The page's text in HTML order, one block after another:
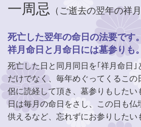
一周忌 （ご逝去の翌年の祥
死亡した翌年の命日の法要です。
祥月命日と月命日には墓参りも。
死亡した日と同月同日を｢祥月命日
だけでなく、毎年めぐってくるこ
侶に読経して頂き、墓参りもしたい
日は毎月の命日をさし、この日も
供えるなど、忘れずにお参りしたい